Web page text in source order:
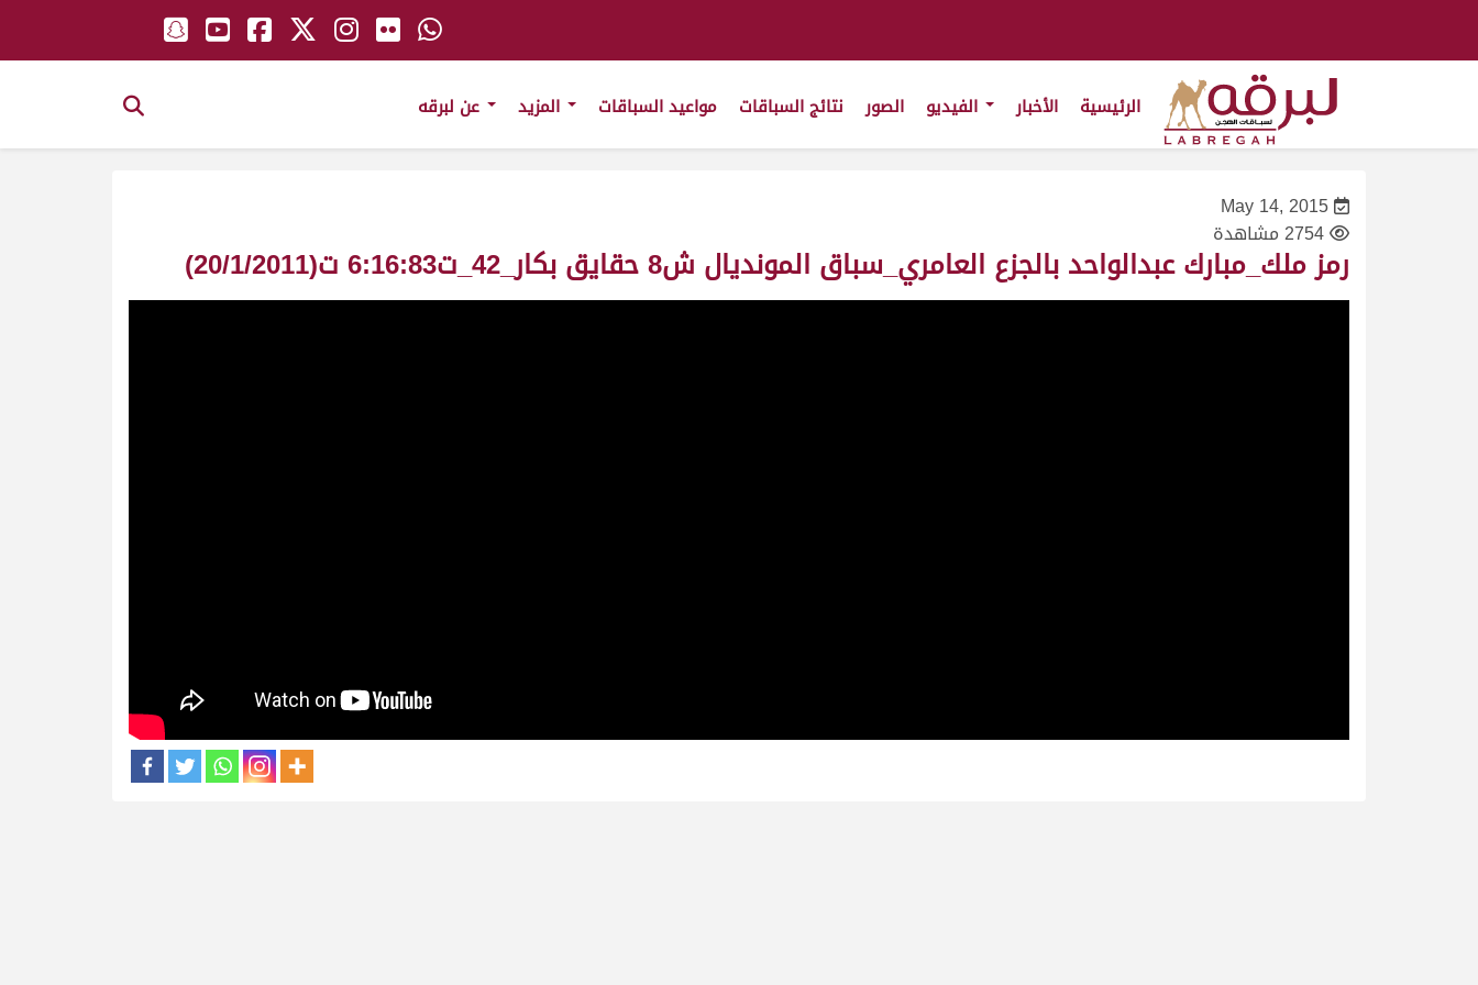
الرئيسية الأخبار الصور نتائج السباقات مواعيد السباقات
May 14, 2015
2754 مشاهدة
رمز ملك_مبارك عبدالواحد بالجزع العامري_سباق المونديال ش8 حقايق بكار_42_ت6:16:83 ت(20/1/2011)